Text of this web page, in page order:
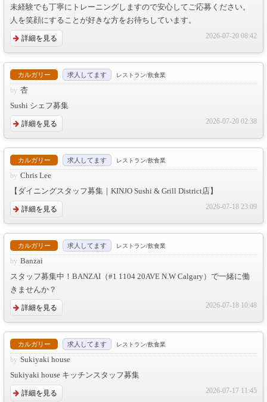
未経験でも丁寧にトレーニングしますので安心してご応募ください。
人を笑顔にすることが好きな方をお待ちしています。
詳細を見る 2026-07-20 08:42
カルガリー 求人してます レストラン/飲食業
杏
Sushi シェフ募集
詳細を見る 2026-07-20 02:38
カルガリー 求人してます レストラン/飲食業
Chris Lee
【ダイニングスタッフ募集｜KINJO Sushi & Grill District店】
詳細を見る 2026-07-18 23:09
カルガリー 求人してます レストラン/飲食業
Banzai
スタッフ募集中！BANZAI（#1 1104 20AVE N.W Calgary）で一緒に働
きませんか？
詳細を見る 2026-07-18 10:48
カルガリー 求人してます レストラン/飲食業
Sukiyaki house
Sukiyaki house キッチンスタッフ募集
詳細を見る 2026-07-17 11:45